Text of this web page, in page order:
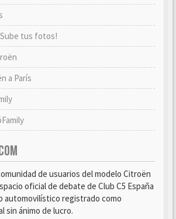
tus fotos!
a París
de usuarios del modelo Citroën
oficial de debate de Club C5 España
automovilístico registrado como
sin ánimo de lucro.